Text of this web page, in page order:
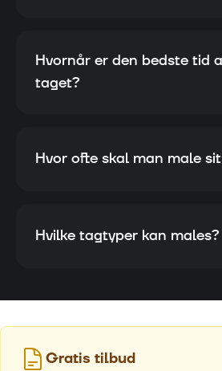
Hvornår er den bedste tid
taget?
Hvor ofte skal man male
Hvilke tagtyper kan males?
Gratis tilbud